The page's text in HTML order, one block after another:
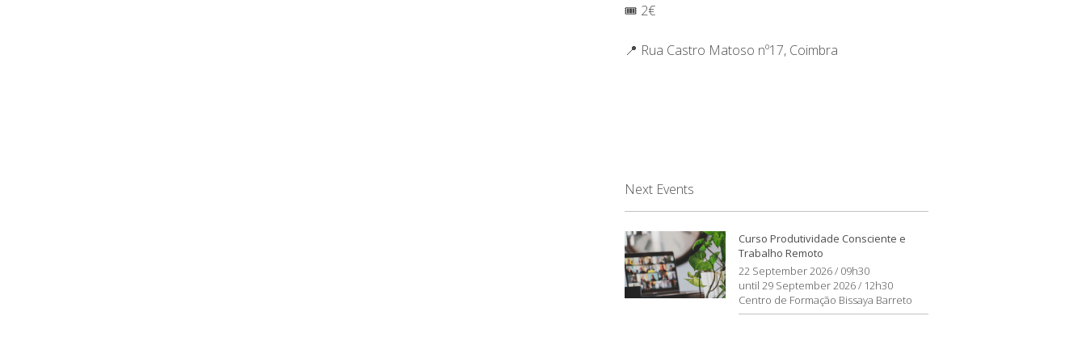
🎟️ 2€
📍 Rua Castro Matoso nº17, Coimbra
Next Events
Curso Produtividade Consciente e
Trabalho Remoto
22 September 2026 / 09h30
until 29 September 2026 / 12h30
Centro de Formação Bissaya Barreto